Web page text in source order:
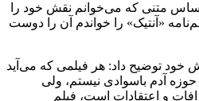
اساس متنی که می‌خوانم نقش خود را
«آنتیک» را خواندم آن را دوست
خود توضیح داد: هر فیلمی که می‌آید
آدم باسوادی نیستم، ولی
و اعتقادات است، فیلم